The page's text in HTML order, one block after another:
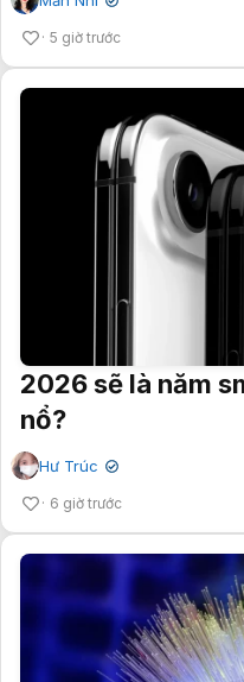
5 giờ trước
2026 sẽ là năm
nổ?
Hư Trúc ✔
6 giờ trước